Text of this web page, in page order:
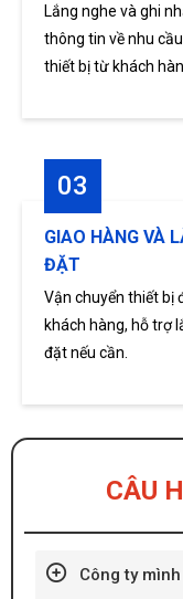
Lắng nghe và ghi
thông tin về nhu cầu
thiết bị từ khách
03
GIAO HÀNG VÀ
ĐẶT
Vận chuyển thiết bị
khách hàng, hỗ trợ
đặt nếu cần.
CÂU
Công ty